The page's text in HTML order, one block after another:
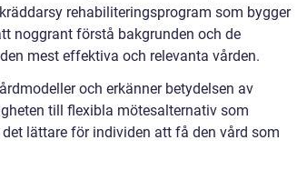
rehabiliteringsprogram som bygger
noggrant förstå bakgrunden och de
mest effektiva och relevanta vården.
och erkänner betydelsen av
till flexibla mötesalternativ som
lättare för individen att få den vård som